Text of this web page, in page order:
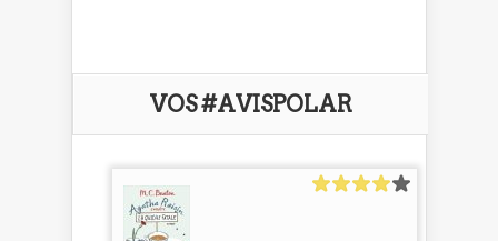
VOS #AVISPOLAR